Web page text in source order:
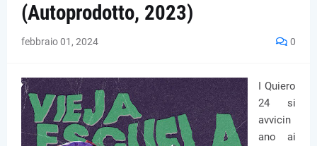
(Autoprodotto, 2023)
febbraio 01, 2024 0
I Quiero
24 si
avvicin
ano ai